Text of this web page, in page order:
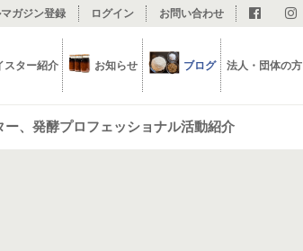
ガジン登録 ログイン お問い合わせ
スター紹介 お知らせ ブログ 法人・団体の方
ー、発酵プロフェッショナル活動紹介